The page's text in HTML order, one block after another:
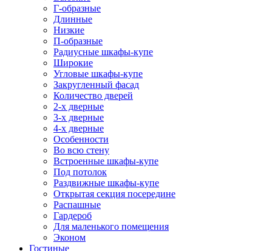
Г-образные
Длинные
Низкие
П-образные
Радиусные шкафы-купе
Широкие
Угловые шкафы-купе
Закругленный фасад
Количество дверей
2-х дверные
3-х дверные
4-х дверные
Особенности
Во всю стену
Встроенные шкафы-купе
Под потолок
Раздвижные шкафы-купе
Открытая секция посередине
Распашные
Гардероб
Для маленького помещения
Эконом
Гостиные